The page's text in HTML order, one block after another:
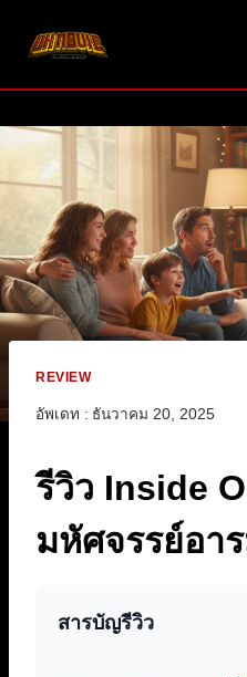
REVIEW
อัพเดท : ธันวาคม 20, 2025
รีวิว Inside
มหัศจรรย์อา
สารบัญรีวิว